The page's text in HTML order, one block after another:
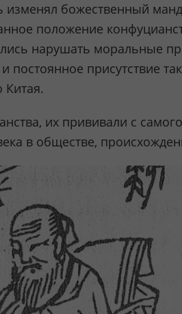
изменял божественный
положение
нарушать моральные
присутствие
Китая.
их прививали с
в обществе,